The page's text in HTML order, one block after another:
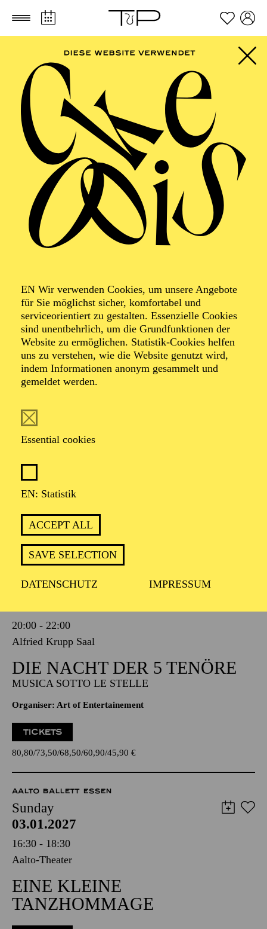
Zum Hauptinhalt springen Zum Footer springen
EN Wir verwenden Cookies, um unsere Angebote
für Sie möglichst sicher, komfortabel und
serviceorientiert zu gestalten. Essenzielle Cookies
sind unentbehrlich, um die Grundfunktionen der
Website zu ermöglichen. Statistik-Cookies helfen
uns zu verstehen, wie die Website genutzt wird,
indem Informationen anonym gesammelt und
gemeldet werden.
Essential cookies
EN: Statistik
ACCEPT ALL
SAVE SELECTION
DATENSCHUTZ IMPRESSUM
FILTER
JANUARY 2027
ESSENER PHILHARMONIKER
Friday
01.01.2027
18:00 - 19:30
Alfried Krupp Saal
PHILHARMONIKER
TICKETS
55,00 41,00 36,00 19,00 €
OPERA
02.01.2027
19:00 - 21:30
LA BOHÈME
TICKETS
57,00 51,00 42,00 35,00
Saturday
20:00 - 22:00
Alfried Krupp Saal
DIE NACHT DER 5 TENÖRE
MUSICA SOTTO LE STELLE
Organiser: Art of Entertainement
TICKETS
80,80 73,50 68,50 60,90 45,90 €
AALTO BALLETT ESSEN
Sunday
03.01.2027
16:30 - 18:30
Aalto-Theater
EINE KLEINE
TANZHOMMAGE